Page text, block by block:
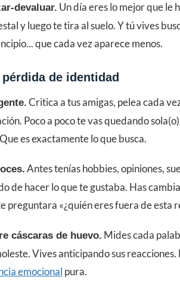
devaluar. Un día eres lo mejor que le
y luego te tira al suelo. Y tú vives
que cada vez aparece menos.
de identidad
Critica a tus amigas, pelea cada
Poco a poco te vas quedando
es exactamente lo que busca.
Antes tenías hobbies, opiniones,
de hacer lo que te gustaba. Has
preguntara «¿quién eres fuera de esta
cáscaras de huevo. Mides cada
Vives anticipando sus
emocional pura.